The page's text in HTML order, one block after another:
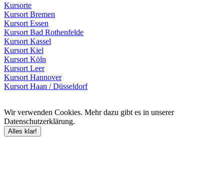
Kursorte
Kursort Bremen
Kursort Essen
Kursort Bad Rothenfelde
Kursort Kassel
Kursort Kiel
Kursort Köln
Kursort Leer
Kursort Hannover
Kursort Haan / Düsseldorf
Wir verwenden Cookies. Mehr dazu gibt es in unserer
Datenschutzerklärung.
Alles klar!